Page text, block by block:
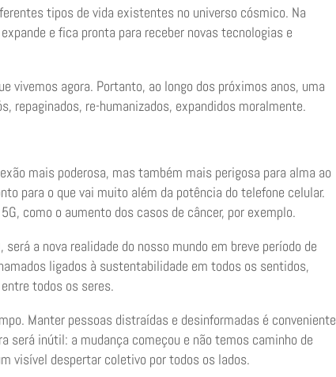
tipos de vida existentes no universo cósmico. Na
e fica pronta para receber novas tecnologias e
vivemos agora. Portanto, ao longo dos próximos anos, uma
repaginados, re-humanizados, expandidos moralmente.
mais poderosa, mas também mais perigosa para alma ao
para o que vai muito além da potência do telefone celular.
como o aumento dos casos de câncer, por exemplo.
a nova realidade do nosso mundo em breve período de
ligados à sustentabilidade em todos os sentidos,
todos os seres.
Manter pessoas distraídas e desinformadas é conveniente
será inútil: a mudança começou e não temos caminho de
visível despertar coletivo por todos os lados.